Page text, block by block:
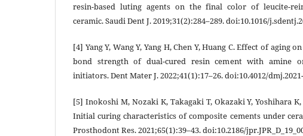
resin-based luting agents on the final color of leucite-
ceramic. Saudi Dent J. 2019;31(2):284–289. doi:10.1016/
[4] Yang Y, Wang Y, Yang H, Chen Y, Huang C. Effect of aging
bond strength of dual-cured resin cement with amine
initiators. Dent Mater J. 2022;41(1):17–26. doi:10.4012/
[5] Inokoshi M, Nozaki K, Takagaki T, Okazaki Y, Yoshihara
Initial curing characteristics of composite cements under
Prosthodont Res. 2021;65(1):39–43. doi:10.2186/